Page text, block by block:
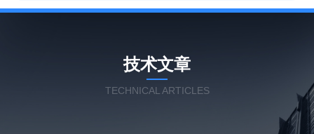
技术文章
TECHNICAL ARTICLES